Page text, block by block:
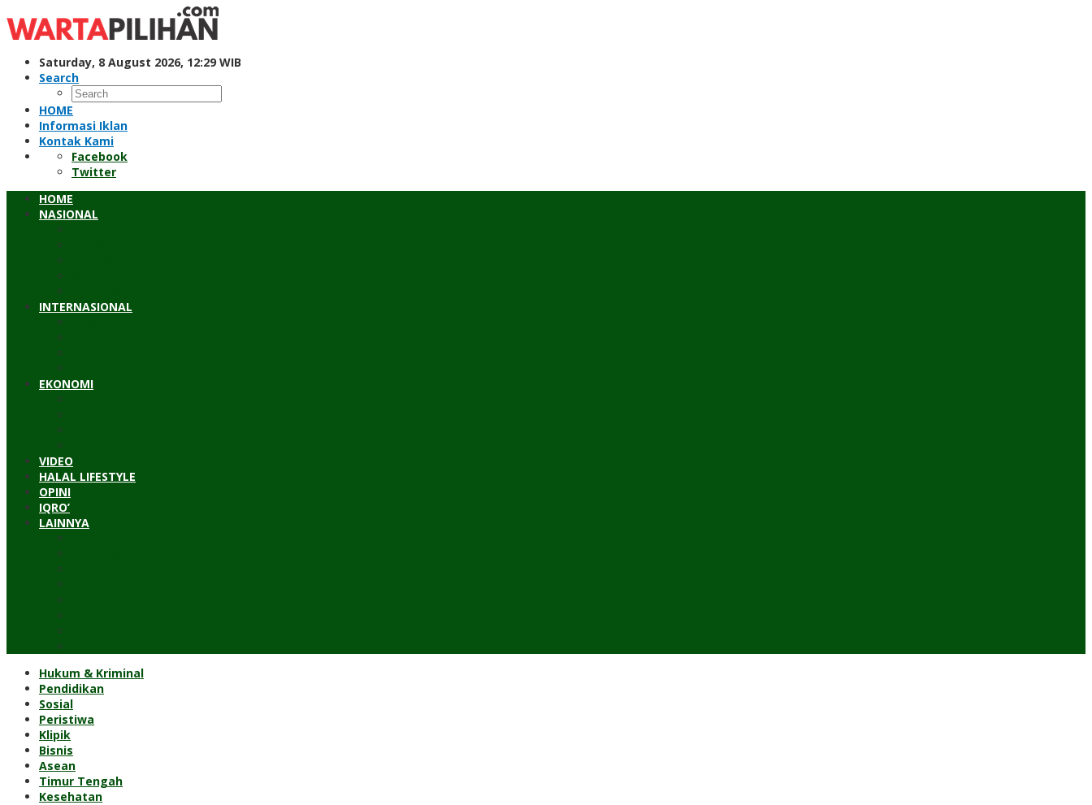
to
content
Saturday, 8 August 2026, 12:29 WIB
Search
HOME
Informasi Iklan
Kontak Kami
Facebook
Twitter
HOME
NASIONAL
INTERNASIONAL
EKONOMI
VIDEO
HALAL LIFESTYLE
OPINI
IQRO’
LAINNYA
Hukum & Kriminal
Pendidikan
Sosial
Peristiwa
Klipik
Bisnis
Asean
Timur Tengah
Kesehatan